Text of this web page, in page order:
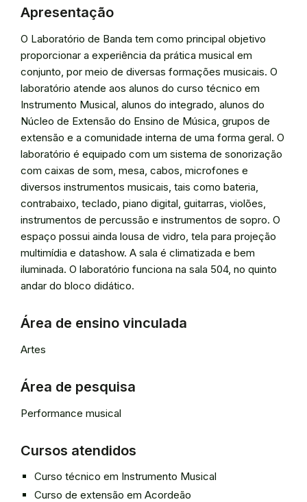
Apresentação
O Laboratório de Banda tem como principal objetivo
proporcionar a experiência da prática musical em
conjunto, por meio de diversas formações musicais. O
laboratório atende aos alunos do curso técnico em
Instrumento Musical, alunos do integrado, alunos do
Núcleo de Extensão do Ensino de Música, grupos de
extensão e a comunidade interna de uma forma geral. O
laboratório é equipado com um sistema de sonorização
com caixas de som, mesa, cabos, microfones e
diversos instrumentos musicais, tais como bateria,
contrabaixo, teclado, piano digital, guitarras, violões,
instrumentos de percussão e instrumentos de sopro. O
espaço possui ainda lousa de vidro, tela para projeção
multimídia e datashow. A sala é climatizada e bem
iluminada. O laboratório funciona na sala 504, no quinto
andar do bloco didático.
Área de ensino vinculada
Artes
Área de pesquisa
Performance musical
Cursos atendidos
Curso técnico em Instrumento Musical
Curso de extensão em Acordeão